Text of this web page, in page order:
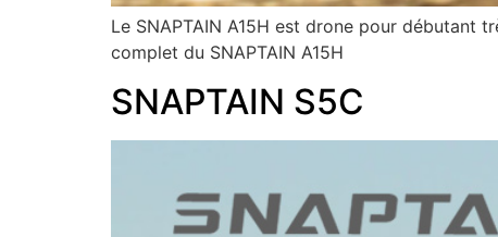
Le SNAPTAIN A15H est drone pour débutant
complet du SNAPTAIN A15H
SNAPTAIN S5C